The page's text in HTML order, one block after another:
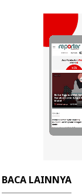
BACA LAINNYA